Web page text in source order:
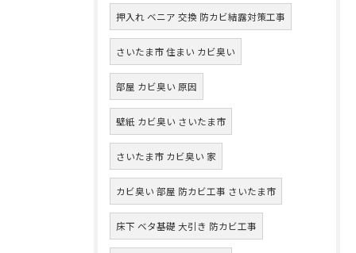
押入れ ベニア 交換 防カビ結露対策工事
さいたま市 住まい カビ臭い
部屋 カビ臭い 原因
壁紙 カビ臭い さいたま市
さいたま市 カビ臭い 家
カビ臭い 部屋 防カビ工事 さいたま市
床下 ベタ基礎 大引き 防カビ工事